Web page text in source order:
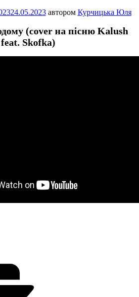
24.05.2023автором Курчицька Юля
(cover на пісню Kalush
feat. Skofka)